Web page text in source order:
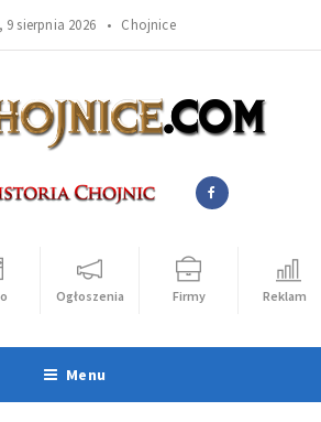
9 sierpnia 2026 • Chojnice
Ogłoszenia Firmy Reklama
Menu